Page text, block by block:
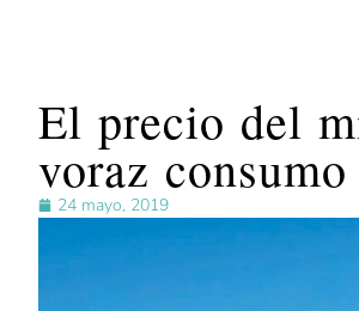
El precio del
voraz
24 mayo, 2019